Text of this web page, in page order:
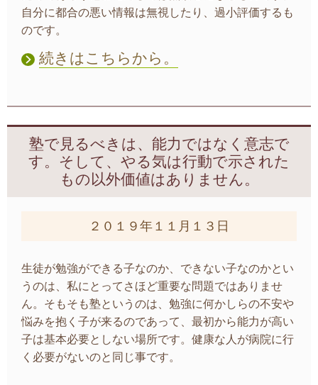
自分に都合の悪い情報は無視したり、過小評価するも
のです。
続きはこちらから。
塾で見るべきは、能力ではなく意志で
す。そして、やる気は行動で示された
もの以外価値はありません。
２０１９年１１月１３日
生徒が勉強ができる子なのか、できない子なのかとい
うのは、私にとってさほど重要な問題ではありませ
ん。そもそも塾というのは、勉強に何かしらの不安や
悩みを抱く子が来るのであって、最初から能力が高い
子は基本必要としない場所です。健康な人が病院に行
く必要がないのと同じ事です。